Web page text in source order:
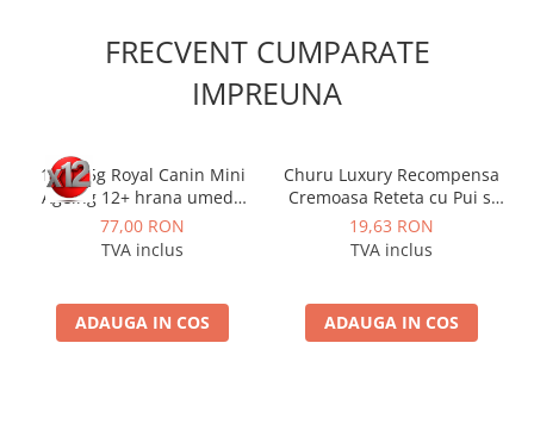
FRECVENT CUMPARATE
IMPREUNA
12 x 85g Royal Canin Mini
Ageing 12+ hrana umeda
caine senior
77,00 RON
TVA inclus
ADAUGA IN COS
Churu Luxury Recompensa
Cremoasa Reteta cu Pui si
Vita Wagyu
19,63 RON
TVA inclus
ADAUGA IN COS